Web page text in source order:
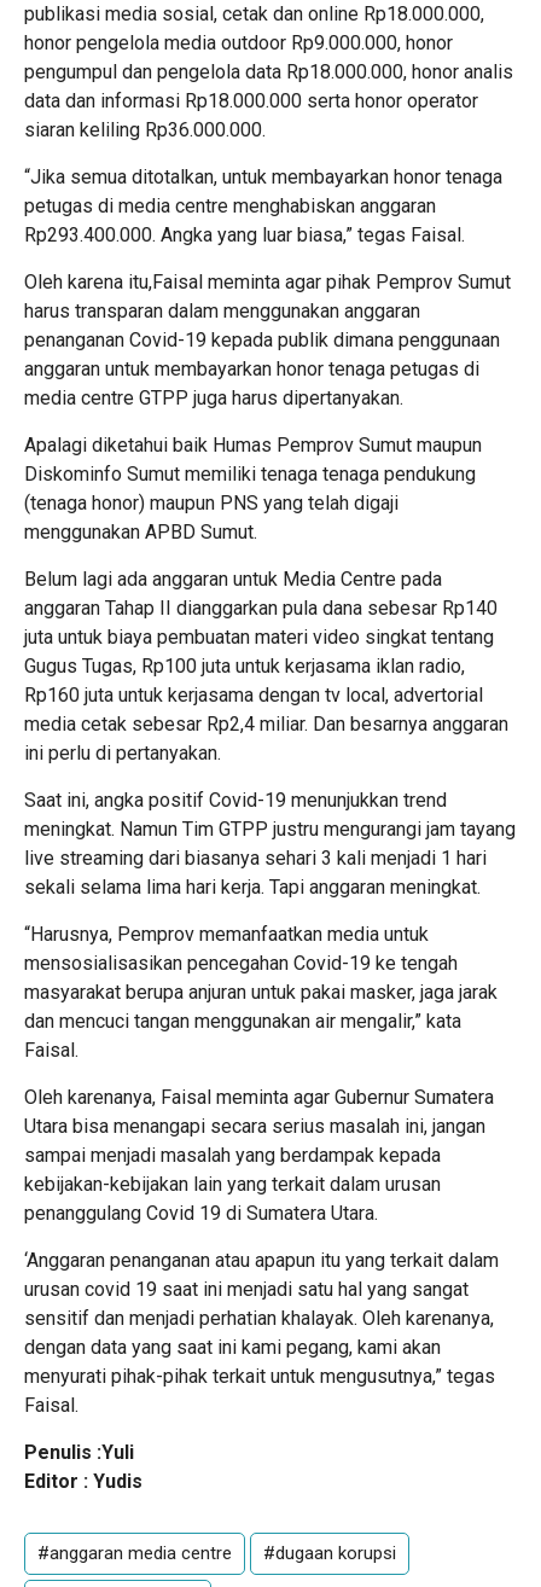
publikasi media sosial, cetak dan online Rp18.000.000,
honor pengelola media outdoor Rp9.000.000, honor
pengumpul dan pengelola data Rp18.000.000, honor analis
data dan informasi Rp18.000.000 serta honor operator
siaran keliling Rp36.000.000.
“Jika semua ditotalkan, untuk membayarkan honor tenaga
petugas di media centre menghabiskan anggaran
Rp293.400.000. Angka yang luar biasa,” tegas Faisal.
Oleh karena itu,Faisal meminta agar pihak Pemprov Sumut
harus transparan dalam menggunakan anggaran
penanganan Covid-19 kepada publik dimana penggunaan
anggaran untuk membayarkan honor tenaga petugas di
media centre GTPP juga harus dipertanyakan.
Apalagi diketahui baik Humas Pemprov Sumut maupun
Diskominfo Sumut memiliki tenaga tenaga pendukung
(tenaga honor) maupun PNS yang telah digaji
menggunakan APBD Sumut.
Belum lagi ada anggaran untuk Media Centre pada
anggaran Tahap II dianggarkan pula dana sebesar Rp140
juta untuk biaya pembuatan materi video singkat tentang
Gugus Tugas, Rp100 juta untuk kerjasama iklan radio,
Rp160 juta untuk kerjasama dengan tv local, advertorial
media cetak sebesar Rp2,4 miliar. Dan besarnya anggaran
ini perlu di pertanyakan.
Saat ini, angka positif Covid-19 menunjukkan trend
meningkat. Namun Tim GTPP justru mengurangi jam tayang
live streaming dari biasanya sehari 3 kali menjadi 1 hari
sekali selama lima hari kerja. Tapi anggaran meningkat.
“Harusnya, Pemprov memanfaatkan media untuk
mensosialisasikan pencegahan Covid-19 ke tengah
masyarakat berupa anjuran untuk pakai masker, jaga jarak
dan mencuci tangan menggunakan air mengalir,” kata
Faisal.
Oleh karenanya, Faisal meminta agar Gubernur Sumatera
Utara bisa menangapi secara serius masalah ini, jangan
sampai menjadi masalah yang berdampak kepada
kebijakan-kebijakan lain yang terkait dalam urusan
penanggulang Covid 19 di Sumatera Utara.
‘Anggaran penanganan atau apapun itu yang terkait dalam
urusan covid 19 saat ini menjadi satu hal yang sangat
sensitif dan menjadi perhatian khalayak. Oleh karenanya,
dengan data yang saat ini kami pegang, kami akan
menyurati pihak-pihak terkait untuk mengusutnya,” tegas
Faisal.
Penulis :Yuli
Editor : Yudis
#anggaran media centre #dugaan korupsi